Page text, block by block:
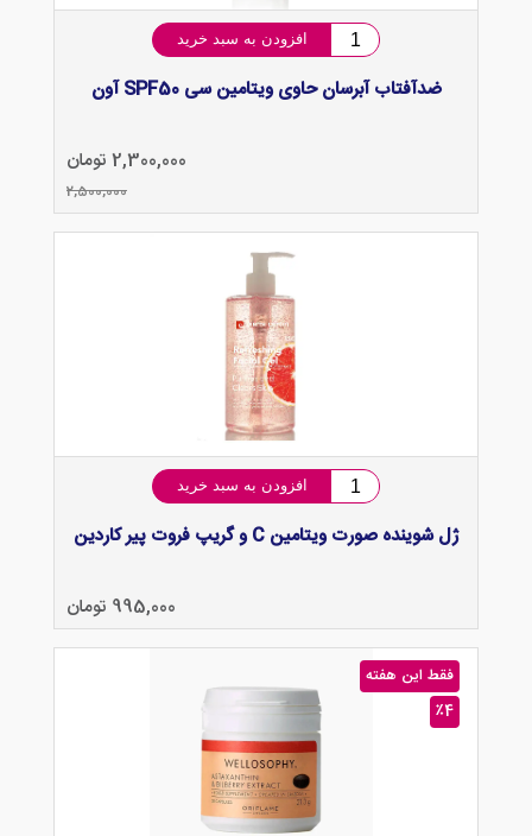
افزودن به سبد خرید
ضدآفتاب آبرسان حاوی ویتامین سی SPF50 آون
2,300,000 تومان
2,500,000
افزودن به سبد خرید
ژل شوینده صورت ویتامین C و گریپ فروت پیر کاردین
995,000 تومان
٪4
فقط این هفته